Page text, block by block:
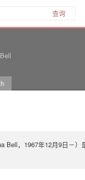
查询
Bell，1967年12月9日－